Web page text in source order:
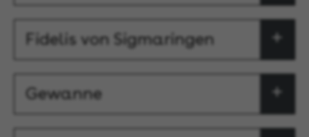
Fidelis von Sigmaringen
Gewanne